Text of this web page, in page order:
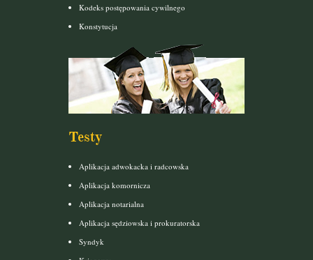
Kodeks postępowania cywilnego
Konstytucja
Testy
Aplikacja adwokacka i radcowska
Aplikacja komornicza
Aplikacja notarialna
Aplikacja sędziowska i prokuratorska
Syndyk